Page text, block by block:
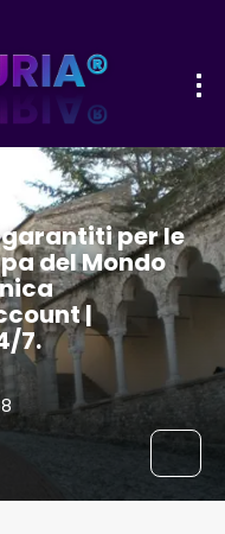
per le
del Mondo
|
7.